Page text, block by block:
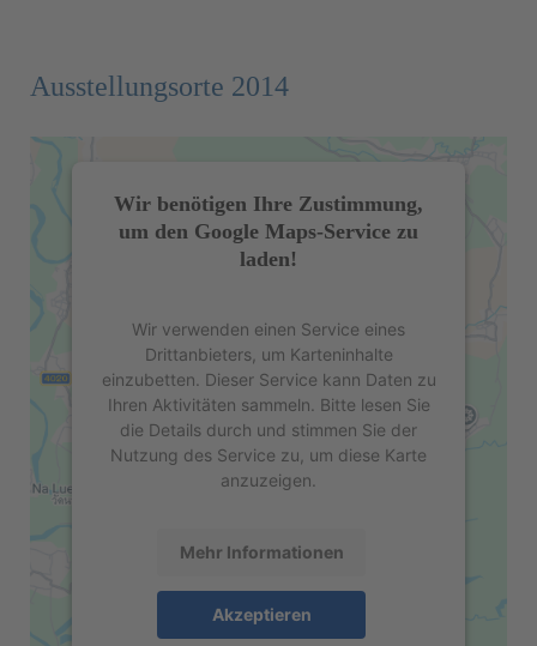
Ausstellungsorte 2014
Wir benötigen Ihre Zustimmung,
um den Google Maps-Service zu
laden!
Wir verwenden einen Service eines
Drittanbieters, um Karteninhalte
einzubetten. Dieser Service kann Daten zu
Ihren Aktivitäten sammeln. Bitte lesen Sie
die Details durch und stimmen Sie der
Nutzung des Service zu, um diese Karte
anzuzeigen.
Mehr Informationen
Akzeptieren